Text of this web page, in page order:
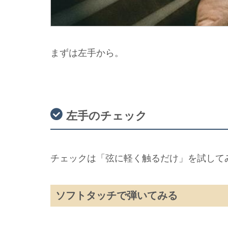
まずは左手から。
左手のチェック
チェックは「弦に軽く触るだけ」を試して
ソフトタッチで弾いてみる